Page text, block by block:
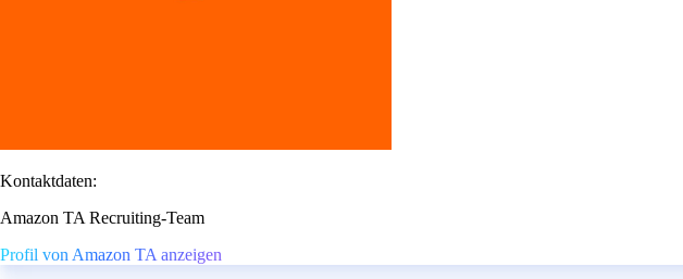
Kontaktdaten:
Amazon TA Recruiting-Team
Profil von Amazon TA anzeigen